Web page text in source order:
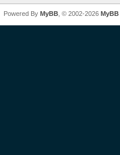
Powered By MyBB , © 2002-2026